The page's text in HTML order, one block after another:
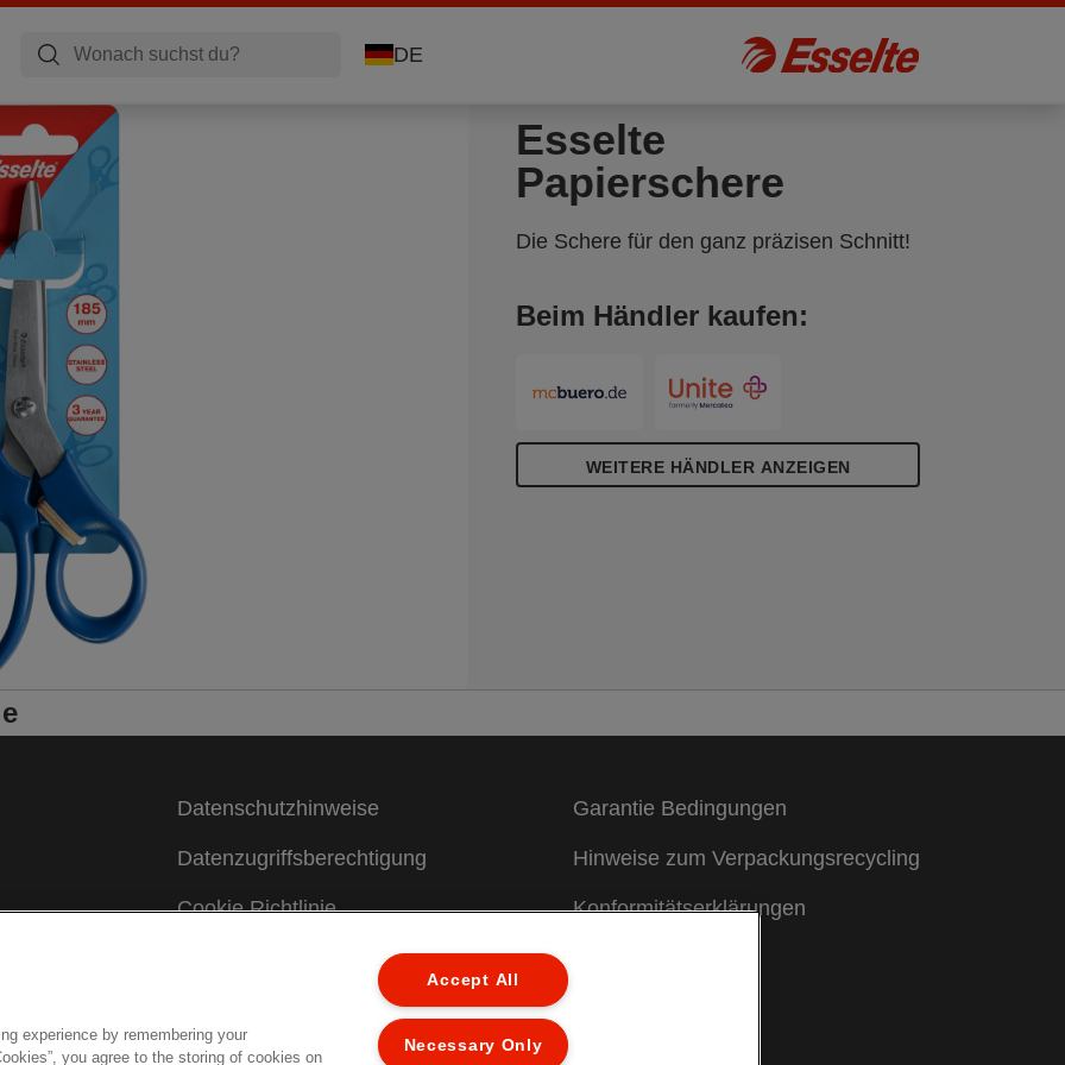
DE
Esselte
Papierschere
Die Schere für den ganz präzisen Schnitt!
Beim Händler kaufen:
WEITERE HÄNDLER ANZEIGEN
Datenschutzhinweise
Datenzugriffsberechtigung
Cookie Richtlinie
Garantie Bedingungen
Hinweise zum Verpackungsrecycling
Konformitätserklärungen
experience by remembering your
you agree to the storing of cookies on
Accept All
Necessary Only